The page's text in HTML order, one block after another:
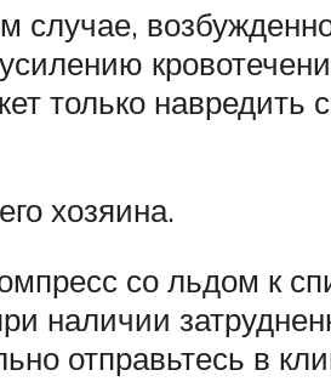
случае,
только навредить
хозяина.
со льдом к
наличии
отправьтесь в